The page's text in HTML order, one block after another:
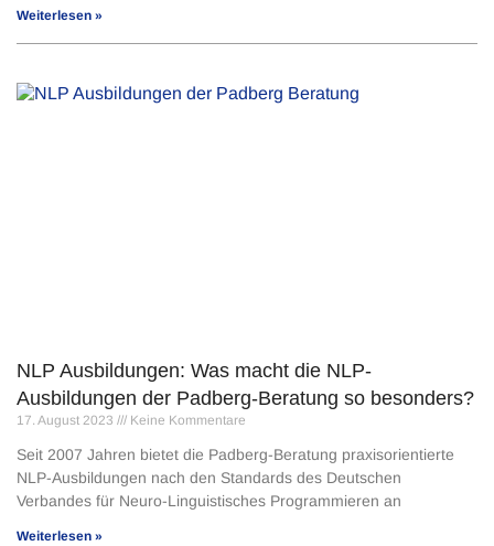
Weiterlesen »
NLP Ausbildungen: Was macht die NLP-
Ausbildungen der Padberg-Beratung so besonders?
17. August 2023 Keine Kommentare
Seit 2007 Jahren bietet die Padberg-Beratung praxisorientierte
NLP-Ausbildungen nach den Standards des Deutschen
Verbandes für Neuro-Linguistisches Programmieren an
Weiterlesen »